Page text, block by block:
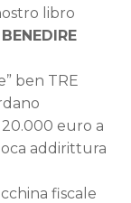
libro
ben TRE
euro a
addirittura
fiscale